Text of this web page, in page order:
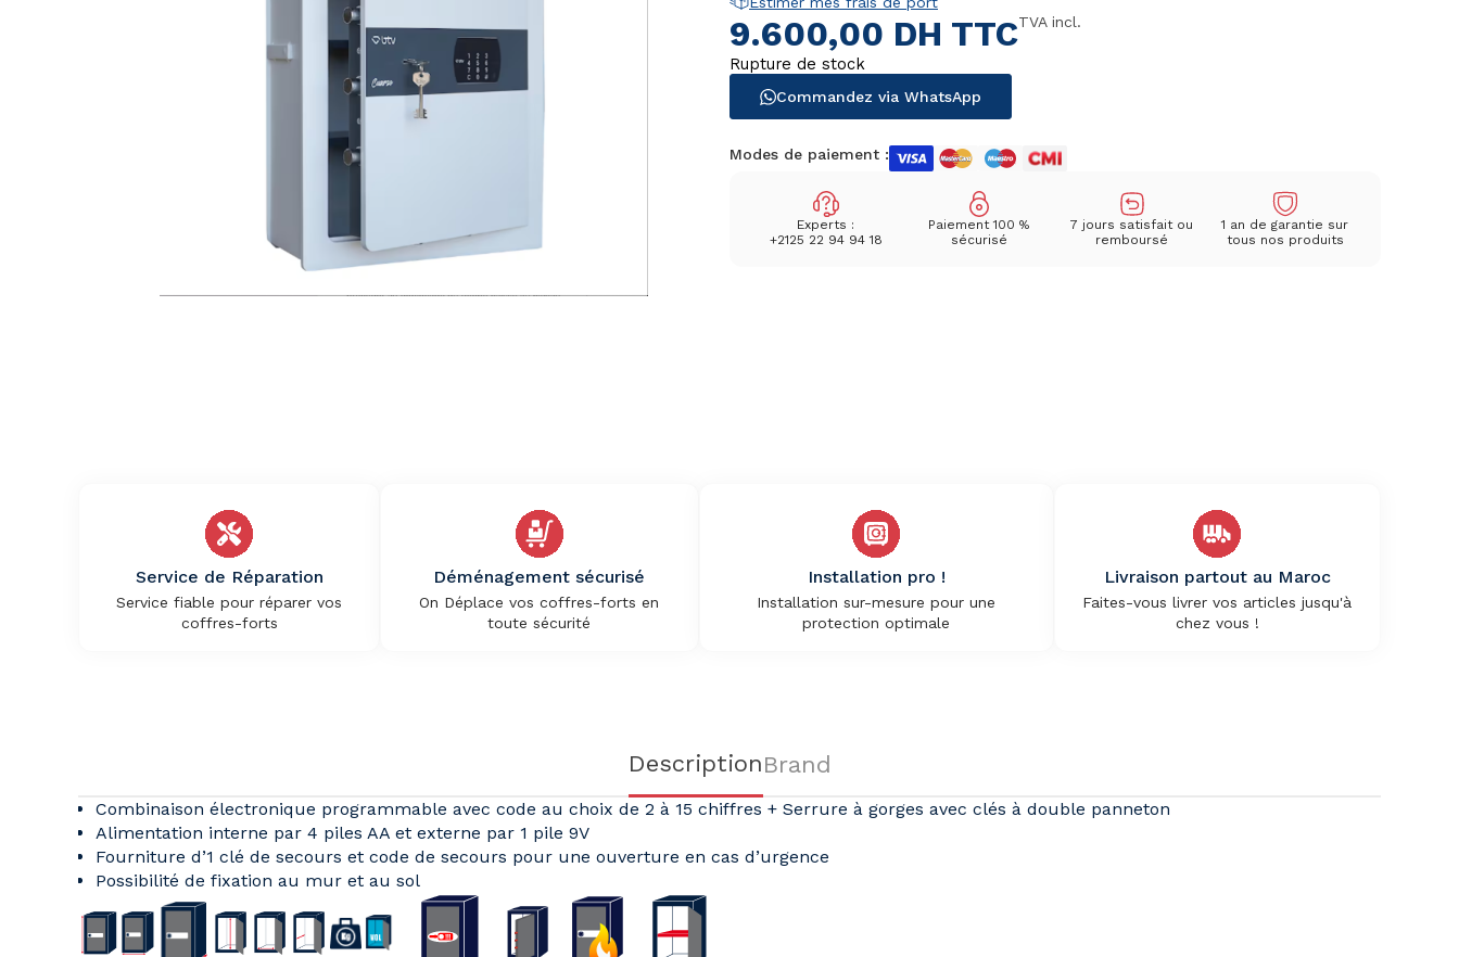
9.600,00 DH TTCTVA incl.
Rupture de stock
Commandez via WhatsApp
Modes de paiement :
Experts :
+2125 22 94 94 18
Paiement 100 %
sécurisé
7 jours satisfait ou
remboursé
1 an de garantie sur
tous nos produits
Service de Réparation
Service fiable pour réparer vos
coffres-forts
Déménagement sécurisé
On Déplace vos coffres-forts en
toute sécurité
Installation pro !
Installation sur-mesure pour une
protection optimale
Livraison partout au Maroc
Faites-vous livrer vos articles jusqu'à
chez vous !
DescriptionBrand
Combinaison électronique programmable avec code au choix de 2 à 15 chiffres + Serrure à gorges avec clés à double panneton
Alimentation interne par 4 piles AA et externe par 1 pile 9V
Fourniture d’1 clé de secours et code de secours pour une ouverture en cas d’urgence
Possibilité de fixation au mur et au sol